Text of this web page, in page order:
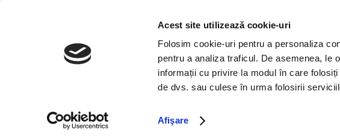
Acest site utilizează cookie-uri
Folosim cookie-uri pentru a personaliza
pentru a analiza traficul. De asemenea, le
informații cu privire la modul în care
de dvs. sau culese în urma folosirii
Afişare
Cărți după tipologie
Cărți Dezvoltare Personală
Cărți Familie & Cuplu